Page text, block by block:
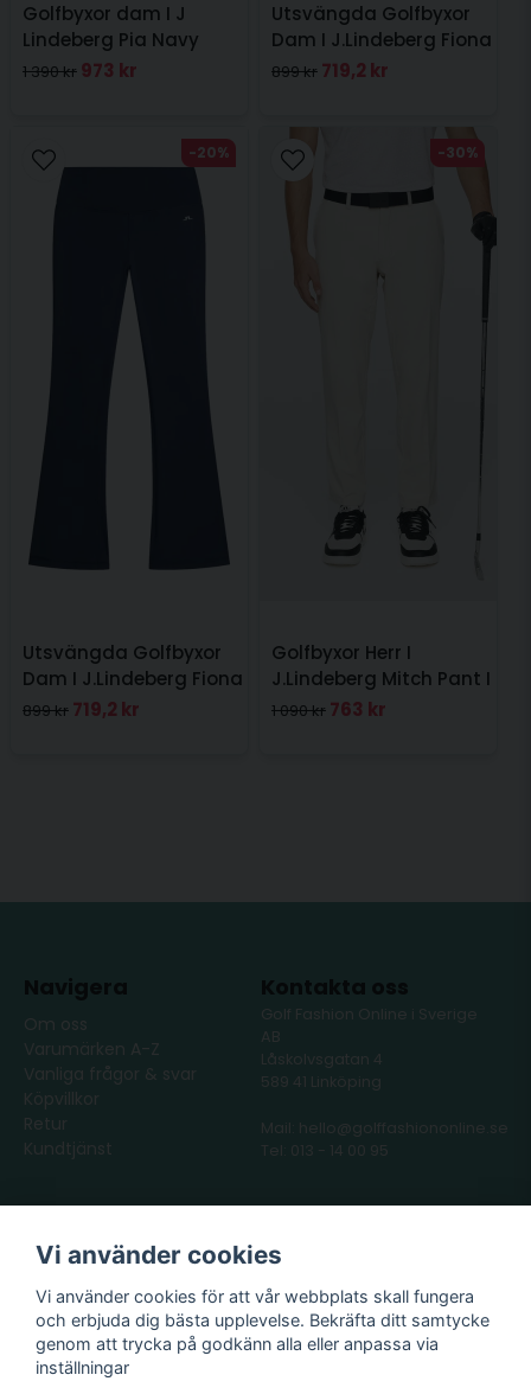
Golfbyxor dam I J
Lindeberg Pia Navy
1 390 kr 973 kr
Utsvängda Golfbyxor
Dam I J.Lindeberg Fiona
Flared Leggings Svart
899 kr 719,2 kr
Utsvängda Golfbyxor
Dam I J.Lindeberg Fiona
Flared Leggings Navy
899 kr 719,2 kr
-20%
Golfbyxor Herr I
J.Lindeberg Mitch Pant I
Moonbeam
1 090 kr 763 kr
-30%
Om oss
Varumärken A-Z
Vanliga frågor & svar
Köpvillkor
Retur
Kundtjänst
Golf Fashion Online i Sverige
AB
Låskolvsgatan 4
589 41 Linköping
Mail: hello@golffashiononline.se
Tel: 013 - 14 00 95
Facebook
Instagram
Vi använder cookies
Vi använder cookies för att vår webbplats skall fungera
och erbjuda dig bästa upplevelse. Bekräfta ditt samtycke
genom att trycka på godkänn alla eller anpassa via
inställningar